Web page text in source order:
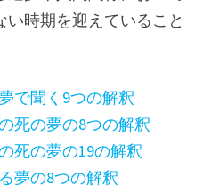
時期を迎えていること
で聞く9つの解釈
死の夢の8つの解釈
死の夢の19の解釈
夢の8つの解釈